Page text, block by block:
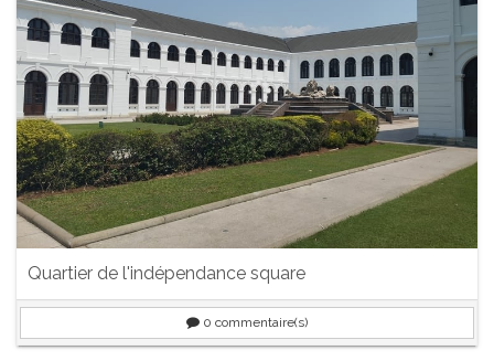
Quartier de l'indépendance square
0 commentaire(s)